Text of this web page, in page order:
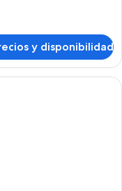
y disponibilidad
de hotel con una cama